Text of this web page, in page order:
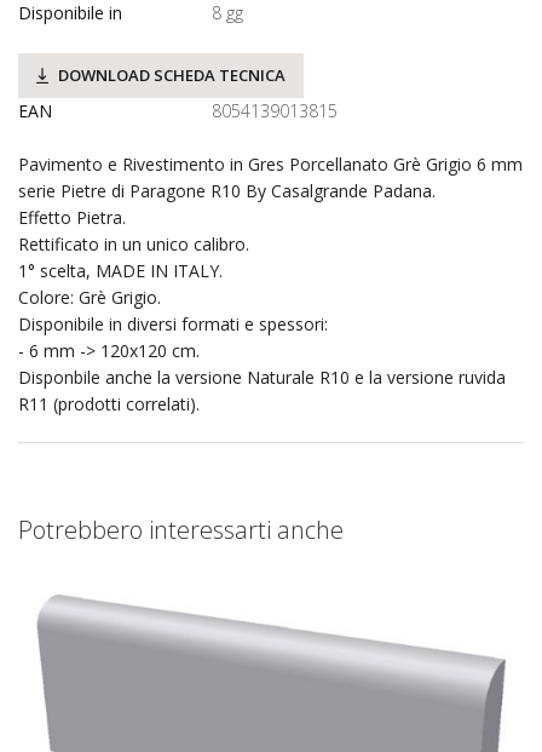
Disponibile in
8 gg
DOWNLOAD SCHEDA TECNICA
EAN 8054139013815
Pavimento e Rivestimento in Gres Porcellanato Grè Grigio 6 mm
serie Pietre di Paragone R10 By Casalgrande Padana.
Effetto Pietra.
Rettificato in un unico calibro.
1° scelta, MADE IN ITALY.
Colore: Grè Grigio.
Disponibile in diversi formati e spessori:
- 6 mm -> 120x120 cm.
Disponbile anche la versione Naturale R10 e la versione ruvida
R11 (prodotti correlati).
Potrebbero interessarti anche